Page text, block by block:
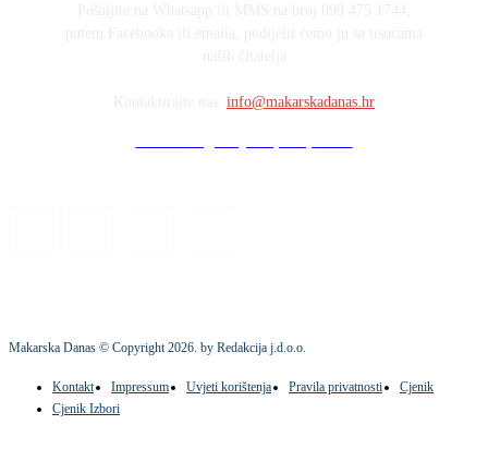
info@makarskadanas.hr
Makarska Danas © Copyright2026. by Redakcija j.d.o.o.
Kontakt Impressum Uvjeti korištenja Pravila privatnosti
Cjenik
Cjenik Izbori